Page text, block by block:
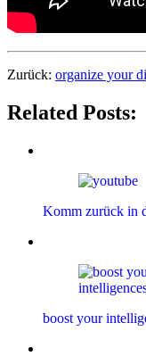
Zurück: organize your
Related Posts:
Komm zurück in
boost your